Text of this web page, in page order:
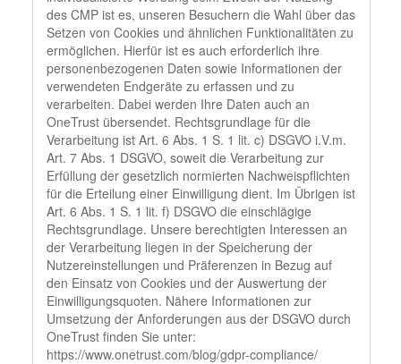
des CMP ist es, unseren Besuchern die Wahl über das
Setzen von Cookies und ähnlichen Funktionalitäten zu
ermöglichen. Hierfür ist es auch erforderlich ihre
personenbezogenen Daten sowie Informationen der
verwendeten Endgeräte zu erfassen und zu
verarbeiten. Dabei werden Ihre Daten auch an
OneTrust übersendet. Rechtsgrundlage für die
Verarbeitung ist Art. 6 Abs. 1 S. 1 lit. c) DSGVO i.V.m.
Art. 7 Abs. 1 DSGVO, soweit die Verarbeitung zur
Erfüllung der gesetzlich normierten Nachweispflichten
für die Erteilung einer Einwilligung dient. Im Übrigen ist
Art. 6 Abs. 1 S. 1 lit. f) DSGVO die einschlägige
Rechtsgrundlage. Unsere berechtigten Interessen an
der Verarbeitung liegen in der Speicherung der
Nutzereinstellungen und Präferenzen in Bezug auf
den Einsatz von Cookies und der Auswertung der
Einwilligungsquoten. Nähere Informationen zur
Umsetzung der Anforderungen aus der DSGVO durch
OneTrust finden Sie unter:
https://www.onetrust.com/blog/gdpr-compliance/